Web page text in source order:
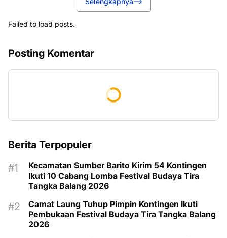
Failed to load posts.
Posting Komentar
Berita Terpopuler
Kecamatan Sumber Barito Kirim 54 Kontingen
Ikuti 10 Cabang Lomba Festival Budaya Tira
Tangka Balang 2026
Camat Laung Tuhup Pimpin Kontingen Ikuti
Pembukaan Festival Budaya Tira Tangka Balang
2026